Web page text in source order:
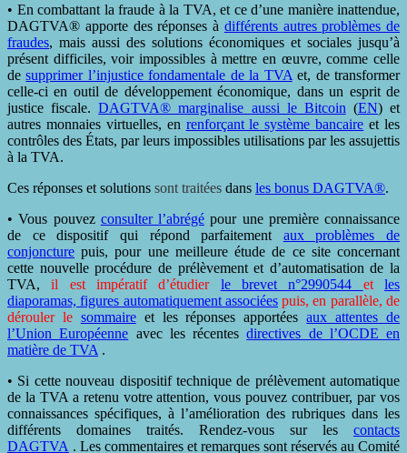
• En combattant la fraude à la TVA, et ce d’une manière inattendue,
DAGTVA® apporte des réponses à différents autres problèmes de
fraudes, mais aussi des solutions économiques et sociales jusqu’à
présent difficiles, voir impossibles à mettre en œuvre, comme celle
desupprimer l’injustice fondamentale de la TVA et, de transformer
celle-ci en outil de développement économique, dans un esprit de
justice fiscale.DAGTVA® marginalise aussi le Bitcoin (EN) et
autres monnaies virtuelles, en renforçant le système bancaire et les
contrôles des États, par leurs impossibles utilisations par les assujettis
à la TVA.
Ces réponses et solutions sont traitées dans les bonus DAGTVA®.
• Vous pouvez consulter l’abrégé pour une première connaissance
de ce dispositif qui répond parfaitement aux problèmes de
conjoncture puis, pour une meilleure étude de ce site concernant
cette nouvelle procédure de prélèvement et d’automatisation de la
TVA,il est impératif d’étudier le brevet n°2990544 et
les
diaporamas, figures automatiquement associées puis, en parallèle, de
dérouler le sommaireet les réponses apportéesaux attentes de
l’Union Européenne avec les récentesdirectives de l’OCDE en
matière de TVA .
• Si cette nouveau dispositif technique de prélèvement automatique
de la TVA a retenu votre attention, vous pouvez contribuer, par vos
connaissances spécifiques, à l’amélioration des rubriques dans les
différents domaines traités. Rendez-vous sur les contacts
DAGTVA . Les commentaires et remarques sont réservés au Comité